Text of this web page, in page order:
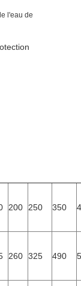
l'eau de
200 250 350
260 325 490